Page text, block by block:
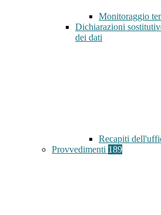
Monitoraggio
Dichiarazioni
dei dati
Recapiti
Provvedimenti 189